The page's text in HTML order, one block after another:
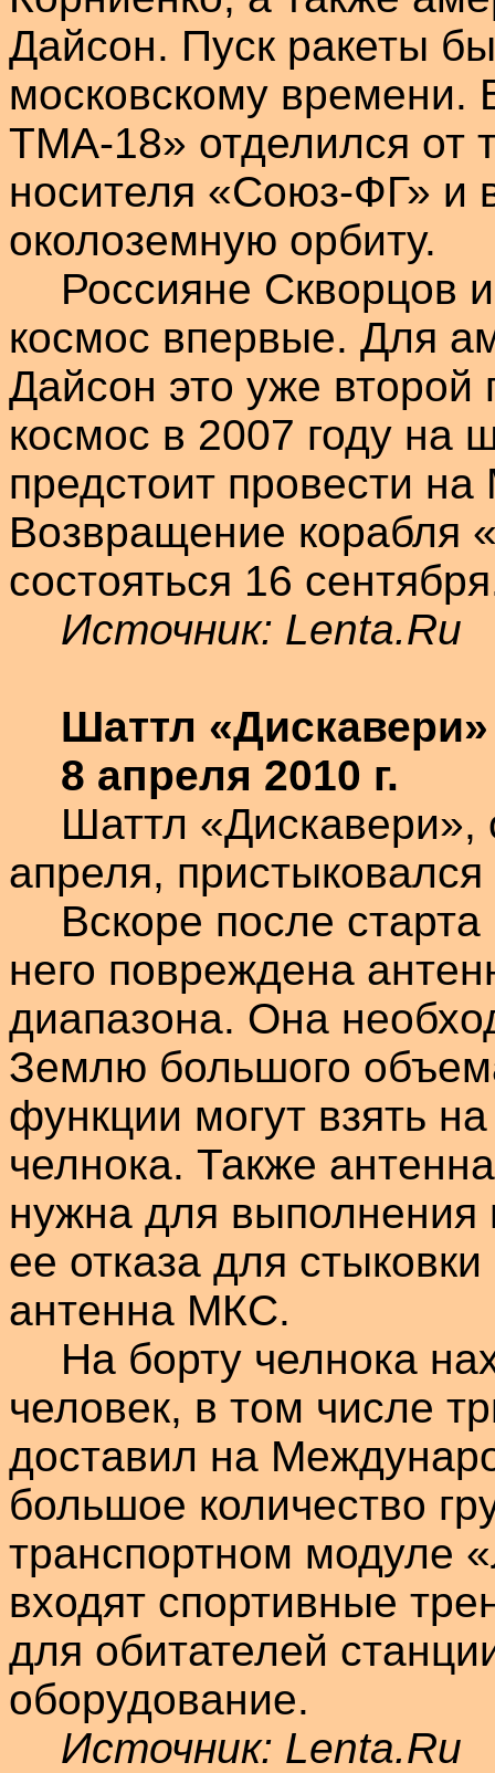
Дайсон. Пуск ракеты
московскому времени.
ТМА-18» отделился от
носителя «Союз-ФГ» и
околоземную орбиту.
Россияне Скворцов
космос впервые. Для
Дайсон это уже
космос в 2007 году на
предстоит провести
Возвращение
состояться 16
Источник: Lenta.Ru
Шаттл «Дискавери
8 апреля 2010 г.
Шаттл «Дискавери»,
апреля,
Вскоре после
него повреждена
диапазона. Она
Землю большого
функции могут взять
челнока. Также
нужна для выполнения
ее отказа для
антенна МКС.
На борту челнока
человек, в том числе
доставил на
большое количество
транспортном модуле
входят спортивные
для обитателей
оборудование.
Источник: Lenta.Ru